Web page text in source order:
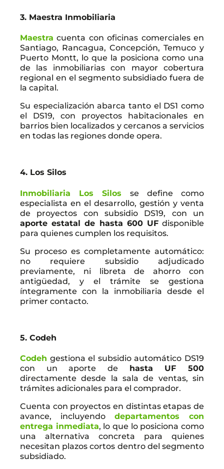
3. Maestra Inmobiliaria
Maestra cuenta con oficinas comerciales en
Santiago, Rancagua, Concepción, Temuco y
Puerto Montt, lo que la posiciona como una
de las inmobiliarias con mayor cobertura
regional en el segmento subsidiado fuera de
la capital.
Su especialización abarca tanto el DS1 como
el DS19, con proyectos habitacionales en
barrios bien localizados y cercanos a servicios
en todas las regiones donde opera.
4. Los Silos
Inmobiliaria Los Silos se define como
especialista en el desarrollo, gestión y venta
de proyectos con subsidio DS19, con un
aporte estatal de hasta 600 UFdisponible
para quienes cumplen los requisitos.
Su proceso es completamente automático:
no requiere subsidio adjudicado
previamente, ni libreta de ahorro con
antigüedad, y el trámite se gestiona
íntegramente con la inmobiliaria desde el
primer contacto.
5. Codeh
Codeh gestiona el subsidio automático DS19
con un aporte de hasta UF 500
directamente desde la sala de ventas, sin
trámites adicionales para el comprador.
Cuenta con proyectos en distintas etapas de
avance, incluyendo departamentos con
entrega inmediata, lo que lo posiciona como
una alternativa concreta para quienes
necesitan plazos cortos dentro del segmento
subsidiado.